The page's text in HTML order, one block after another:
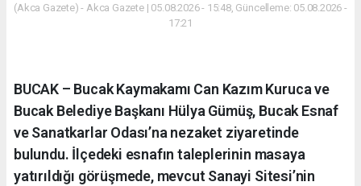
(Akca Gazete) - Akca Gazete | 05.08.2026 - 15:48, Güncelleme: 05.08.2026 -
17:21
BUCAK – Bucak Kaymakamı Can Kazım Kuruca ve
Bucak Belediye Başkanı Hülya Gümüş, Bucak Esnaf
ve Sanatkarlar Odası’na nezaket ziyaretinde
bulundu. İlçedeki esnafın taleplerinin masaya
yatırıldığı görüşmede, mevcut Sanayi Sitesi’nin